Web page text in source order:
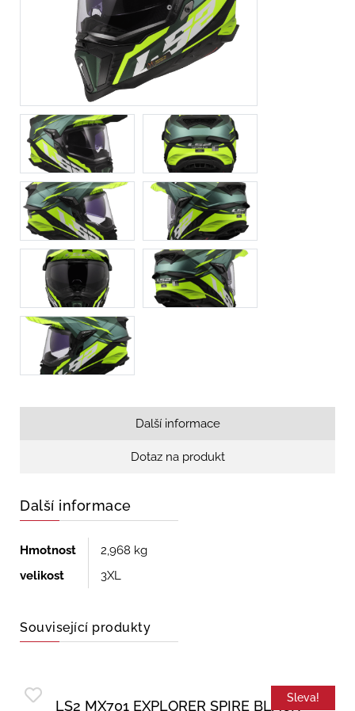
Další informace
Dotaz na produkt
Další informace
Hmotnost
2,968 kg
velikost
3XL
Související produkty
Sleva!
LS2 MX701 EXPLORER SPIRE BLACK